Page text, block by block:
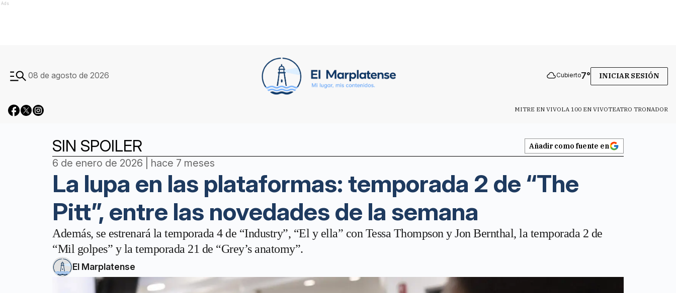
Ads
08 de agosto de 2026 Cubierto7° INICIAR SESIÓN
MITRE EN VIVOLA 100 EN VIVOTEATRO TRONADOR
SIN SPOILER Añadir como fuente en
6 de enero de 2026 | hace 7 meses
La lupa en las plataformas: temporada 2 de “The
Pitt”, entre las novedades de la semana
Además, se estrenará la temporada 4 de “Industry”, “El y ella” con Tessa Thompson y Jon Bernthal, la temporada 2 de
“Mil golpes” y la temporada 21 de “Grey’s anatomy”.
El Marplatense